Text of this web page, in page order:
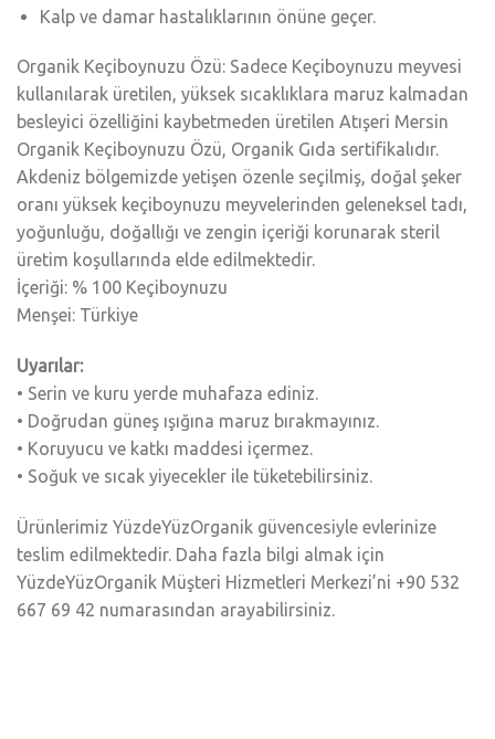
Kalp ve damar hastalıklarının önüne geçer.
Organik Keçiboynuzu Özü: Sadece Keçiboynuzu meyvesi
kullanılarak üretilen, yüksek sıcaklıklara maruz kalmadan
besleyici özelliğini kaybetmeden üretilen Atışeri Mersin
Organik Keçiboynuzu Özü, Organik Gıda sertifikalıdır.
Akdeniz bölgemizde yetişen özenle seçilmiş, doğal şeker
oranı yüksek keçiboynuzu meyvelerinden geleneksel tadı,
yoğunluğu, doğallığı ve zengin içeriği korunarak steril
üretim koşullarında elde edilmektedir.
İçeriği: % 100 Keçiboynuzu
Menşei: Türkiye
Uyarılar:
• Serin ve kuru yerde muhafaza ediniz.
• Doğrudan güneş ışığına maruz bırakmayınız.
• Koruyucu ve katkı maddesi içermez.
• Soğuk ve sıcak yiyecekler ile tüketebilirsiniz.
Ürünlerimiz YüzdeYüzOrganik güvencesiyle evlerinize
teslim edilmektedir. Daha fazla bilgi almak için
YüzdeYüzOrganik Müşteri Hizmetleri Merkezi’ni +90 532
667 69 42 numarasından arayabilirsiniz.